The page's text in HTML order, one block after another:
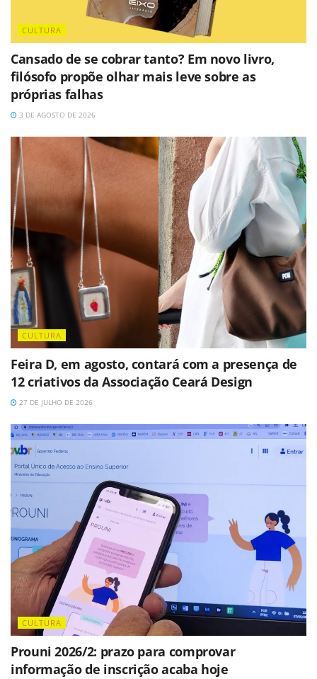
CULTURA
Cansado de se cobrar tanto? Em novo livro,
filósofo propõe olhar mais leve sobre as
próprias falhas
3 DE AGOSTO DE 2026
CULTURA
Feira D, em agosto, contará com a presença de
12 criativos da Associação Ceará Design
27 DE JULHO DE 2026
CULTURA
Prouni 2026/2: prazo para comprovar
informação de inscrição acaba hoje